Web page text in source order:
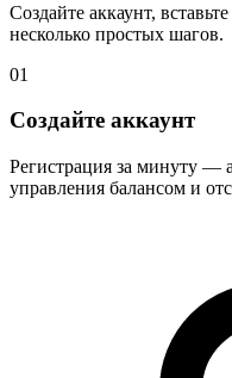
Создайте аккаунт,
несколько простых шагов.
01
Создайте аккаунт
Регистрация за минуту —
управления балансом и